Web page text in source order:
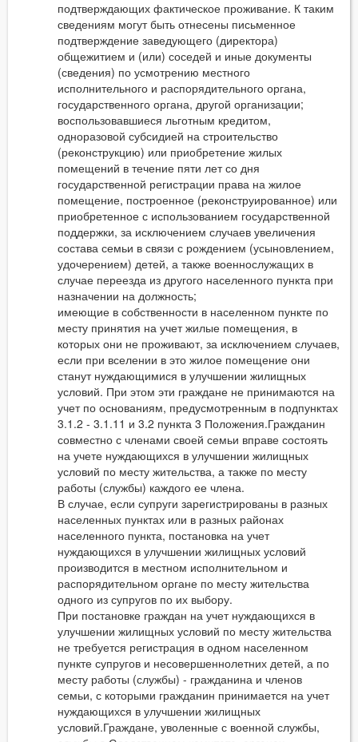
подтверждающих фактическое проживание. К таким
сведениям могут быть отнесены письменное
подтверждение заведующего (директора)
общежитием и (или) соседей и иные документы
(сведения) по усмотрению местного
исполнительного и распорядительного органа,
государственного органа, другой организации;
воспользовавшиеся льготным кредитом,
одноразовой субсидией на строительство
(реконструкцию) или приобретение жилых
помещений в течение пяти лет со дня
государственной регистрации права на жилое
помещение, построенное (реконструированное) или
приобретенное с использованием государственной
поддержки, за исключением случаев увеличения
состава семьи в связи с рождением (усыновлением,
удочерением) детей, а также военнослужащих в
случае переезда из другого населенного пункта при
назначении на должность;
имеющие в собственности в населенном пункте по
месту принятия на учет жилые помещения, в
которых они не проживают, за исключением случаев,
если при вселении в это жилое помещение они
станут нуждающимися в улучшении жилищных
условий. При этом эти граждане не принимаются на
учет по основаниям, предусмотренным в подпунктах
3.1.2 - 3.1.11 и 3.2 пункта 3 Положения.Гражданин
совместно с членами своей семьи вправе состоять
на учете нуждающихся в улучшении жилищных
условий по месту жительства, а также по месту
работы (службы) каждого ее члена.
В случае, если супруги зарегистрированы в разных
населенных пунктах или в разных районах
населенного пункта, постановка на учет
нуждающихся в улучшении жилищных условий
производится в местном исполнительном и
распорядительном органе по месту жительства
одного из супругов по их выбору.
При постановке граждан на учет нуждающихся в
улучшении жилищных условий по месту жительства
не требуется регистрация в одном населенном
пункте супругов и несовершеннолетних детей, а по
месту работы (службы) - гражданина и членов
семьи, с которыми гражданин принимается на учет
нуждающихся в улучшении жилищных
условий.Граждане, уволенные с военной службы,